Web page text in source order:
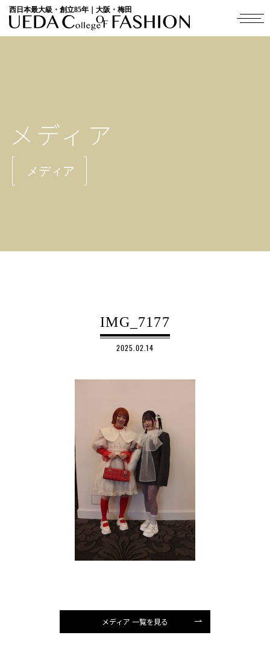
西日本最大級・創立85年｜大阪・梅田
メディア
メディア
IMG_7177
2025.02.14
メディア 一覧を見る